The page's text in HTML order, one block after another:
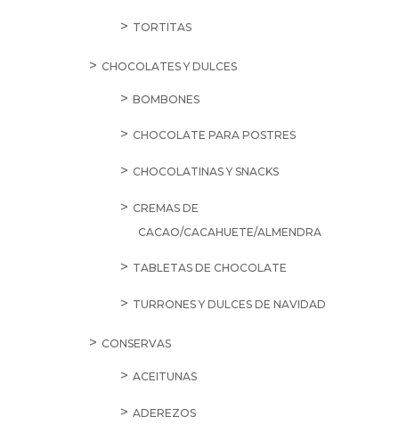
TORTITAS
CHOCOLATES Y DULCES
BOMBONES
CHOCOLATE PARA POSTRES
CHOCOLATINAS Y SNACKS
CREMAS DE
CACAO/CACAHUETE/ALMENDRA
TABLETAS DE CHOCOLATE
TURRONES Y DULCES DE NAVIDAD
CONSERVAS
ACEITUNAS
ADEREZOS